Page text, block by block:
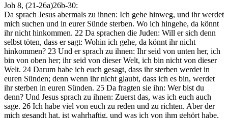
Joh 8, (21-26a)26b-30:
Da sprach Jesus abermals zu ihnen: Ich gehe hinweg, und ihr werdet
mich suchen und in eurer Sünde sterben. Wo ich hingehe, da könnt
ihr nicht hinkommen. 22 Da sprachen die Juden: Will er sich denn
selbst töten, dass er sagt: Wohin ich gehe, da könnt ihr nicht
hinkommen? 23 Und er sprach zu ihnen: Ihr seid von unten her, ich
bin von oben her; ihr seid von dieser Welt, ich bin nicht von dieser
Welt. 24 Darum habe ich euch gesagt, dass ihr sterben werdet in
euren Sünden; denn wenn ihr nicht glaubt, dass ich es bin, werdet
ihr sterben in euren Sünden. 25 Da fragten sie ihn: Wer bist du
denn? Und Jesus sprach zu ihnen: Zuerst das, was ich euch auch
sage. 26 Ich habe viel von euch zu reden und zu richten. Aber der
mich gesandt hat, ist wahrhaftig, und was ich von ihm gehört habe,